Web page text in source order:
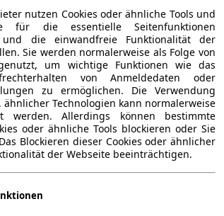
nutzen Cookies oder ähnliche Tools und
für die essentielle Seitenfunktionen
die einwandfreie Funktionalität der
Sie werden normalerweise als Folge von
um wichtige Funktionen wie das
von Anmeldedaten oder
zu ermöglichen. Die Verwendung
ähnlicher Technologien kann normalerweise
werden. Allerdings können bestimmte
oder ähnliche Tools blockieren oder Sie
Blockieren dieser Cookies oder ähnlicher
der Webseite beeinträchtigen.